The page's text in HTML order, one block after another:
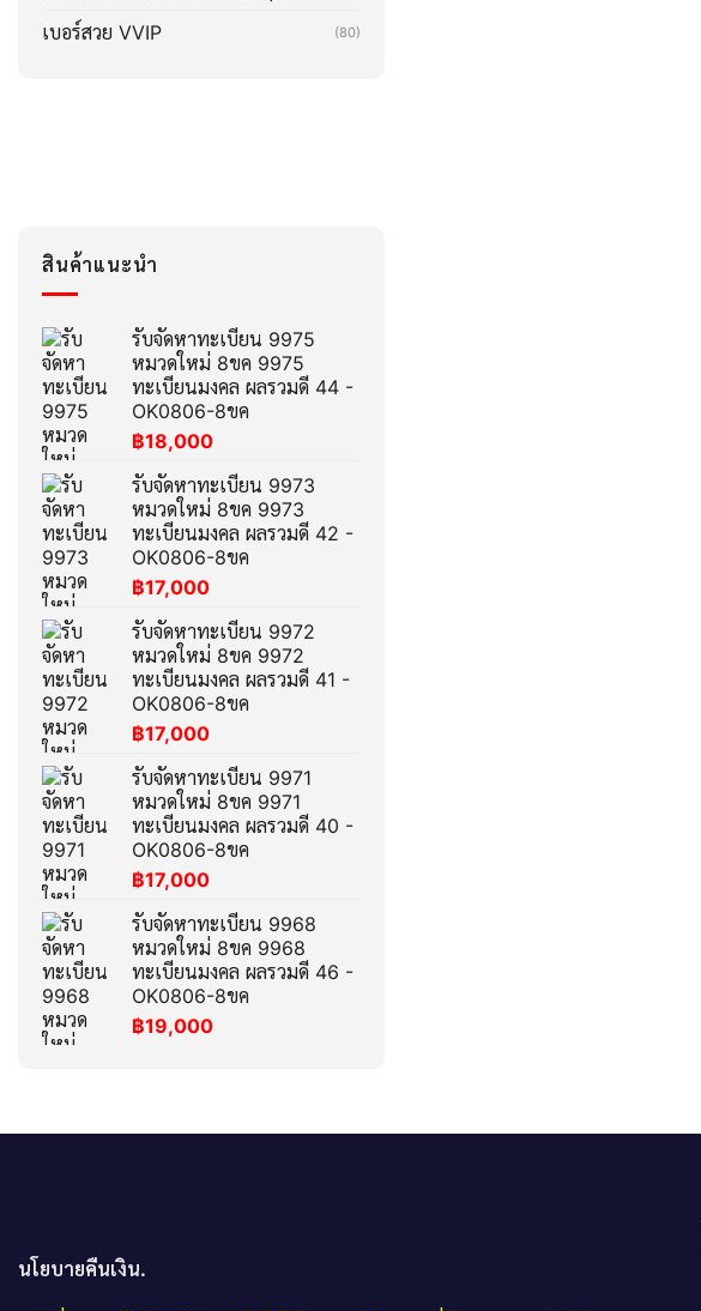
เบอร์สวย VVIP (80)
สินค้าแนะนำ
รับจัดหาทะเบียน 9975
หมวดใหม่ 8ขค 9975
ทะเบียนมงคล ผลรวมดี 44 -
OK0806-8ขค
฿18,000
รับจัดหาทะเบียน 9973
หมวดใหม่ 8ขค 9973
ทะเบียนมงคล ผลรวมดี 42 -
OK0806-8ขค
฿17,000
รับจัดหาทะเบียน 9972
หมวดใหม่ 8ขค 9972
ทะเบียนมงคล ผลรวมดี 41 -
OK0806-8ขค
฿17,000
รับจัดหาทะเบียน 9971
หมวดใหม่ 8ขค 9971
ทะเบียนมงคล ผลรวมดี 40 -
OK0806-8ขค
฿17,000
รับจัดหาทะเบียน 9968
หมวดใหม่ 8ขค 9968
ทะเบียนมงคล ผลรวมดี 46 -
OK0806-8ขค
฿19,000
นโยบายคืนเงิน.